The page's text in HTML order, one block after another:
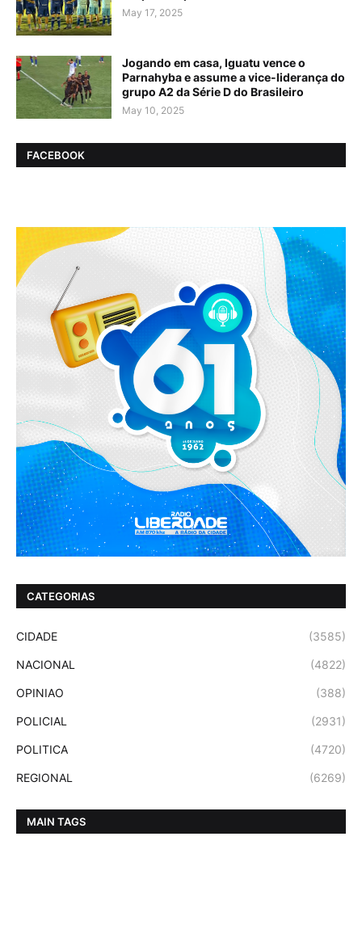
May 17, 2025
Jogando em casa, Iguatu vence o
Parnahyba e assume a vice-liderança do
grupo A2 da Série D do Brasileiro
May 10, 2025
FACEBOOK
CATEGORIAS
CIDADE (3585)
NACIONAL (4822)
OPINIAO (388)
POLICIAL (2931)
POLITICA (4720)
REGIONAL (6269)
MAIN TAGS